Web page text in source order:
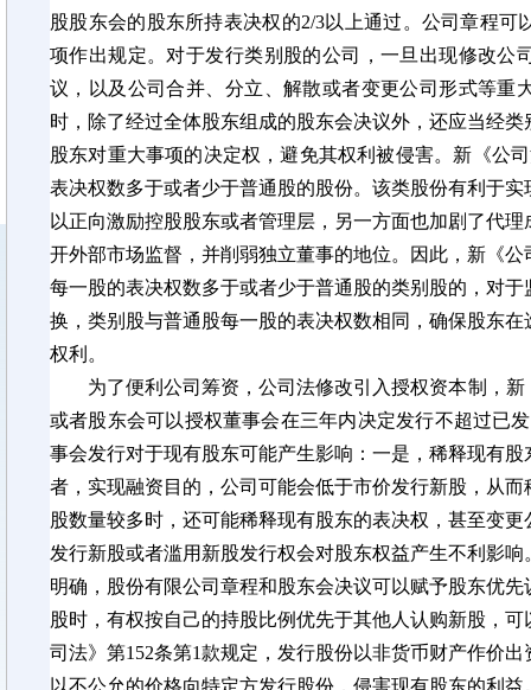
股股东会的股东所持表决权的2/3以上通过。公司章程可
项作出规定。对于发行类别股的公司，一旦出现修改公
议，以及公司合并、分立、解散或者变更公司形式等重
时，除了经过全体股东组成的股东会决议外，还应当经
股东对重大事项的决定权，避免其权利被侵害。新《公
表决权数多于或者少于普通股的股份。该类股份有利于
以正向激励控股股东或者管理层，另一方面也加剧了代
开外部市场监督，并削弱独立董事的地位。因此，新《
每一股的表决权数多于或者少于普通股的类别股的，对
换，类别股与普通股每一股的表决权数相同，确保股东
权利。
为了便利公司筹资，公司法修改引入授权资本制，新
或者股东会可以授权董事会在三年内决定发行不超过已
事会发行对于现有股东可能产生影响：一是，稀释现有
者，实现融资目的，公司可能会低于市价发行新股，从
股数量较多时，还可能稀释现有股东的表决权，甚至变
发行新股或者滥用新股发行权会对股东权益产生不利影
明确，股份有限公司章程和股东会决议可以赋予股东优
股时，有权按自己的持股比例优先于其他人认购新股，
司法》第152条第1款规定，发行股份以非货币财产作价
以不公允的价格向特定方发行股份，侵害现有股东的利益